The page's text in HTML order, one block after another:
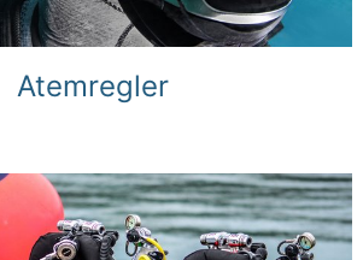
Atemregler